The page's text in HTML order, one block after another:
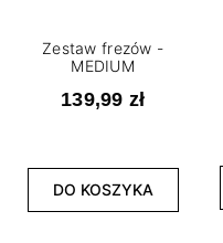
Zestaw frezów -
MEDIUM
139,99 zł
DO KOSZYKA